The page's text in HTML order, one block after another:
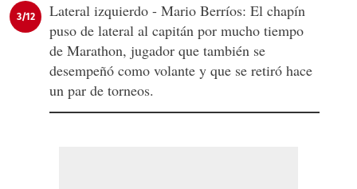
3/12
Lateral izquierdo - Mario Berríos: El chapín
puso de lateral al capitán por mucho tiempo
de Marathon, jugador que también se
desempeñó como volante y que se retiró hace
un par de torneos.